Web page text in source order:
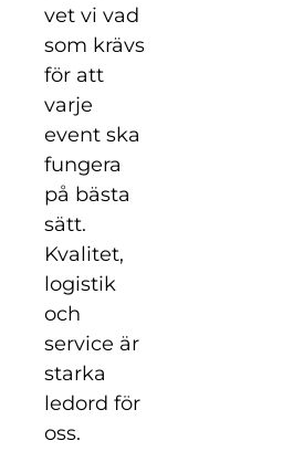
vet vi vad
som krävs
för att
varje
event ska
fungera
på bästa
sätt.
Kvalitet,
logistik
och
service är
starka
ledord för
oss.